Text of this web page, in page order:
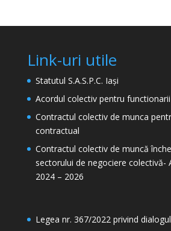
Link-uri utile
Statutul S.A.S.P.C. Iași
Acordul colectiv pentru
Contractul colectiv de munca
contractual
Contractul colectiv de muncă
sectorului de negociere colectivă-
2024 – 2026
Legea nr. 367/2022 privind